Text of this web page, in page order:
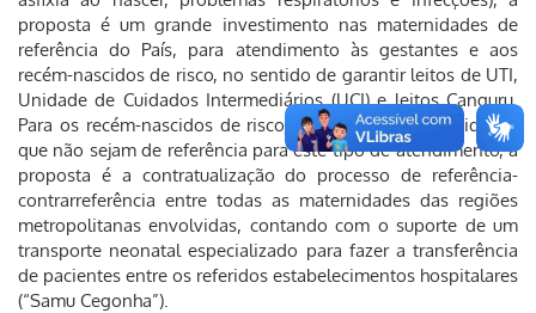
proposta é um grande investimento nas maternidades de
referência do País, para atendimento às gestantes e aos
recém-nascidos de risco, no sentido de garantir leitos de UTI,
Unidade de Cuidados Intermediários (UCI) e leitos Canguru.
Para os recém-nascidos de risco, nascidos em maternidades
que não sejam de referência para este tipo de atendimento, a
proposta é a contratualização do processo de referência-
contrarreferência entre todas as maternidades das regiões
metropolitanas envolvidas, contando com o suporte de um
transporte neonatal especializado para fazer a transferência
de pacientes entre os referidos estabelecimentos hospitalares
(“Samu Cegonha”).